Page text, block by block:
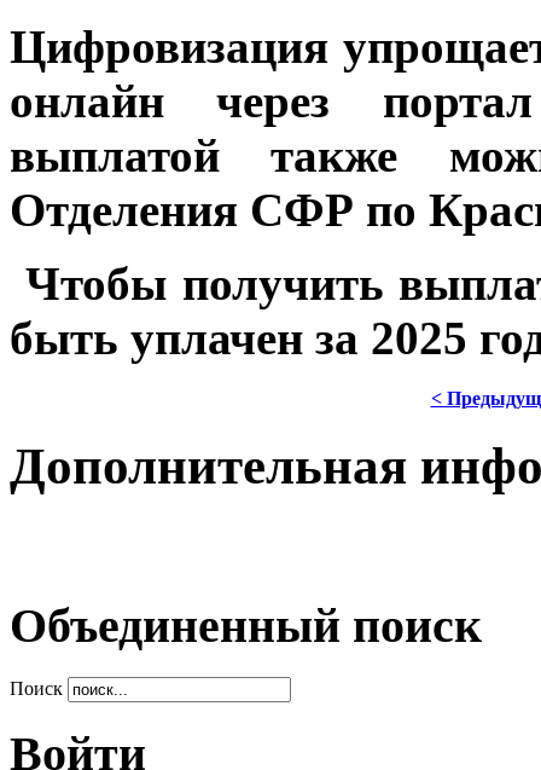
Цифровизация
онлайн через
выплатой также
Отделения СФР по
Чтобы получить
быть уплачен за 2025
<
Дополнительная
Объединенный поиск
Поиск
Войти